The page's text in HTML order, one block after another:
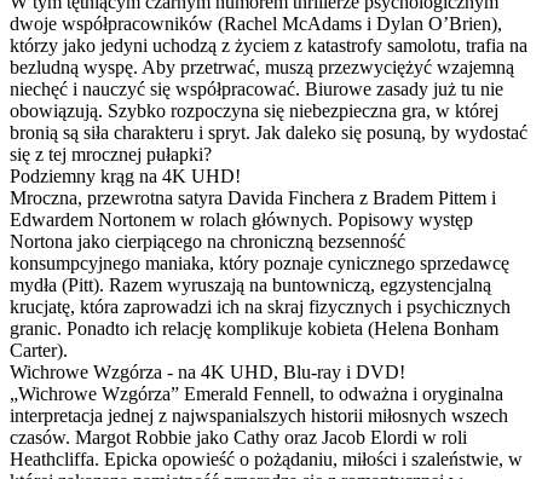
dwoje współpracowników (Rachel McAdams i Dylan O’Brien),
którzy jako jedyni uchodzą z życiem z katastrofy samolotu, trafia na
bezludną wyspę. Aby przetrwać, muszą przezwyciężyć wzajemną
niechęć i nauczyć się współpracować. Biurowe zasady już tu nie
obowiązują. Szybko rozpoczyna się niebezpieczna gra, w której
bronią są siła charakteru i spryt. Jak daleko się posuną, by wydostać
się z tej mrocznej pułapki?
Podziemny krąg na 4K UHD!
Mroczna, przewrotna satyra Davida Finchera z Bradem Pittem i
Edwardem Nortonem w rolach głównych. Popisowy występ
Nortona jako cierpiącego na chroniczną bezsenność
konsumpcyjnego maniaka, który poznaje cynicznego sprzedawcę
mydła (Pitt). Razem wyruszają na buntowniczą, egzystencjalną
krucjatę, która zaprowadzi ich na skraj fizycznych i psychicznych
granic. Ponadto ich relację komplikuje kobieta (Helena Bonham
Carter).
Wichrowe Wzgórza - na 4K UHD, Blu-ray i DVD!
„Wichrowe Wzgórza” Emerald Fennell, to odważna i oryginalna
interpretacja jednej z najwspanialszych historii miłosnych wszech
czasów. Margot Robbie jako Cathy oraz Jacob Elordi w roli
Heathcliffa. Epicka opowieść o pożądaniu, miłości i szaleństwie, w